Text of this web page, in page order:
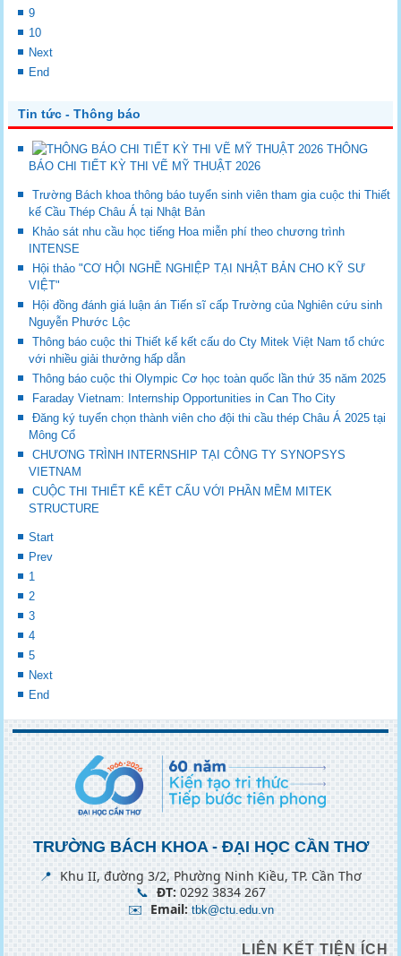
9
10
Next
End
Tin tức - Thông báo
THÔNG
BÁO CHI TIẾT KỲ THI VẼ MỸ THUẬT 2026
Trường Bách khoa thông báo tuyển sinh viên tham gia cuộc thi Thiết
kế Cầu Thép Châu Á tại Nhật Bản
Khảo sát nhu cầu học tiếng Hoa miễn phí theo chương trình
INTENSE
Hội thảo "CƠ HỘI NGHỀ NGHIỆP TẠI NHẬT BẢN CHO KỸ SƯ
VIỆT"
Hội đồng đánh giá luận án Tiến sĩ cấp Trường của Nghiên cứu sinh
Nguyễn Phước Lộc
Thông báo cuộc thi Thiết kế kết cấu do Cty Mitek Việt Nam tổ chức
với nhiều giải thưởng hấp dẫn
Thông báo cuộc thi Olympic Cơ học toàn quốc lần thứ 35 năm 2025
Faraday Vietnam: Internship Opportunities in Can Tho City
Đăng ký tuyển chọn thành viên cho đội thi cầu thép Châu Á 2025 tại
Mông Cổ
CHƯƠNG TRÌNH INTERNSHIP TẠI CÔNG TY SYNOPSYS
VIETNAM
CUỘC THI THIẾT KẾ KẾT CẤU VỚI PHẦN MỀM MITEK
STRUCTURE
Start
Prev
1
2
3
4
5
Next
End
TRƯỜNG BÁCH KHOA - ĐẠI HỌC CẦN THƠ
📍 Khu II, đường 3/2, Phường Ninh Kiều, TP. Cần Thơ
📞 ĐT:0292 3834 267
✉️ Email: tbk@ctu.edu.vn
LIÊN KẾT TIỆN ÍCH